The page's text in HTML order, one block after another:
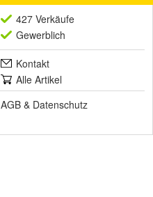
427 Verkäufe
Gewerblich
Kontakt
Alle Artikel
AGB & Datenschutz